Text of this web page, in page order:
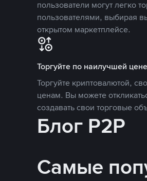
пользователи могут легко
пользователями, выбирая
открытом маркетплейсе.
Торгуйте по наилучшей цене
Торгуйте криптовалютой,
ценам. Вы можете
создавать свои торговые
Блог P2P
Самые